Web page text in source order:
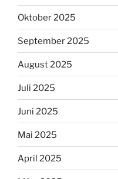
Oktober 2025
September 2025
August 2025
Juli 2025
Juni 2025
Mai 2025
April 2025